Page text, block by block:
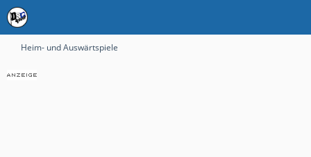
Heim- und Auswärtspiele